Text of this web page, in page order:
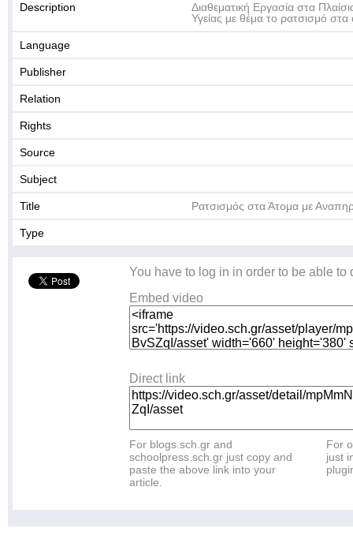
Description
Διαθεματική Εργασία στα
Υγείας με θέμα το ρατσισμό
Language
Publisher
Relation
Rights
Source
Subject
Title Ρατσισμός στα Άτομα με
Type
You have to log in in order to be able to
Embed video
Direct link
For blogs.sch.gr and
schoolpress.sch.gr just copy and
paste the above link into your
article.
For
just